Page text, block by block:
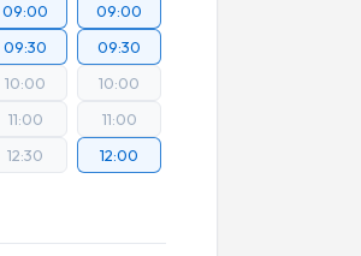
09:00
09:30
10:00
11:00
12:30
09:00
09:30
10:00
11:00
12:00